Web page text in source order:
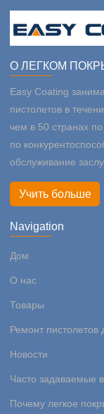
О ЛЕГКОМ
Easy Coating
пистолетов в
чем в 50 странах
по
обслуживание
Учить больше
Navigation
Дом
О нас
Товары
Ремонт пистолетов
Новости
Часто задаваемые
Почему легкое